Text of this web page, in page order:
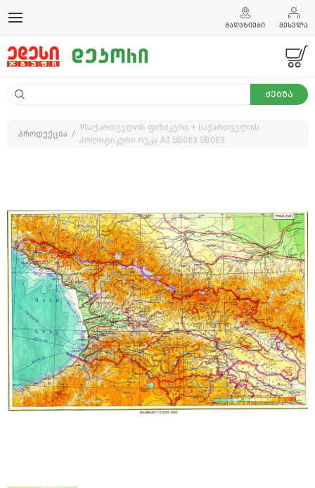
ᲛᲐᲦᲐᲖᲘᲔᲑᲘ ᲨᲔᲡᲕᲚᲐ
ᲫᲔᲑᲜᲐ
პროდუქცია
#საქართველოს ფიზიკური + საქართველოს
პოლიტიკური რუკა A3 SB083 SB083